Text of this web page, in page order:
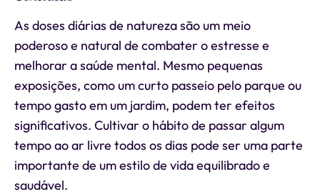
As doses diárias de natureza são um meio
poderoso e natural de combater o estresse e
melhorar a saúde mental. Mesmo pequenas
exposições, como um curto passeio pelo parque ou
tempo gasto em um jardim, podem ter efeitos
significativos. Cultivar o hábito de passar algum
tempo ao ar livre todos os dias pode ser uma parte
importante de um estilo de vida equilibrado e
saudável.